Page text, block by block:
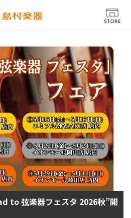
to 弦楽器フェスタ 2026秋”開